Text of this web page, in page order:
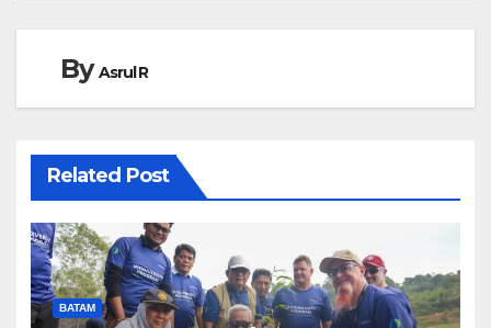
ByAsrul R
Related Post
BATAM